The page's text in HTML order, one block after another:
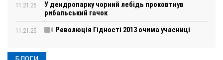
11.21.25
У дендропарку чорний лебідь проковтнув
рибальський гачок
11.21.25 Революція Гідності 2013 очима учасниці